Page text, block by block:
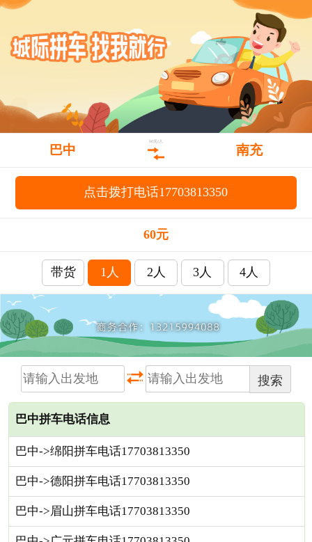
巴中
60元/人
南充
点击拨打电话17703813350
60元
带货 1人 2人 3人 4人
搜索
巴中拼车电话信息
巴中->绵阳拼车电话17703813350
巴中->德阳拼车电话17703813350
巴中->眉山拼车电话17703813350